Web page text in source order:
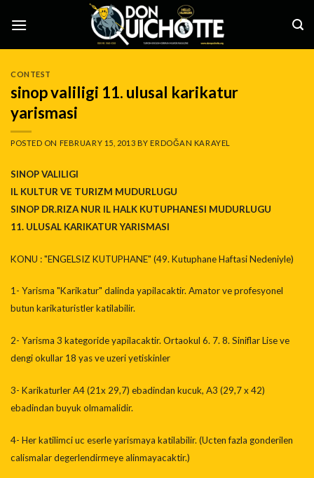
CONTEST
sinop valiligi 11. ulusal karikatur
yarismasi
POSTED ON FEBRUARY 15, 2013 BYERDOĞAN KARAYEL
SINOP VALILIGI
IL KULTUR VE TURIZM MUDURLUGU
SINOP DR.RIZA NUR IL HALK KUTUPHANESI MUDURLUGU
11. ULUSAL KARIKATUR YARISMASI
KONU : "ENGELSIZ KUTUPHANE" (49. Kutuphane Haftasi Nedeniyle)
1- Yarisma "Karikatur" dalinda yapilacaktir. Amator ve profesyonel
butun karikaturistler katilabilir.
2- Yarisma 3 kategoride yapilacaktir. Ortaokul 6. 7. 8. Siniflar Lise ve
dengi okullar 18 yas ve uzeri yetiskinler
3- Karikaturler A4 (21x 29,7) ebadindan kucuk, A3 (29,7 x 42)
ebadindan buyuk olmamalidir.
4- Her katilimci uc eserle yarismaya katilabilir. (Ucten fazla gonderilen
calismalar degerlendirmeye alinmayacaktir.)